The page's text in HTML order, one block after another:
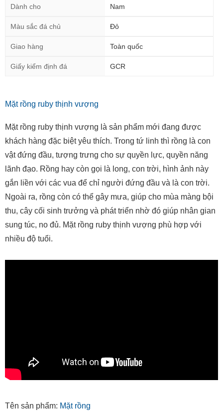
Dành cho Nam
Màu sắc đá chủ Đỏ
Giao hàng Toàn quốc
Giấy kiểm định đá GCR
Mặt rồng ruby thịnh vượng
Mặt rồng ruby thịnh vượng là sản phẩm mới đang được
khách hàng đặc biệt yêu thích. Trong tứ linh thì rồng là con
vật đứng đầu, tượng trưng cho sự quyền lực, quyền năng
lãnh đạo. Rồng hay còn gọi là long, con trời, hình ảnh này
gắn liền với các vua để chỉ người đứng đầu và là con trời.
Ngoài ra, rồng còn có thể gây mưa, giúp cho mùa màng bội
thu, cây cối sinh trưởng và phát triển nhờ đó giúp nhân gian
sung túc, no đủ. Mặt rồng ruby thịnh vượng phù hợp với
nhiều độ tuổi.
Tên sản phẩm: Mặt rồng